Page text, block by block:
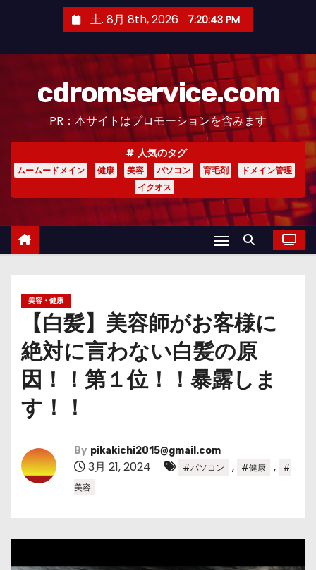
土. 8月 8th, 2026 7:20:44 PM
cdromservice.com
PR：本サイトはプロモーションを含みます
人気のタグ
ムームードメイン 健康 美容 パソコン 育毛剤
ドメイン管理
イクオス
美容・健康
【白髪】美容師がお客様に
絶対に言わない白髪の原
因！！第１位！！暴露しま
す！！
By pikakichi2015@gmail.com
3月 21, 2024 #パソコン , #健康 ,
#
美容